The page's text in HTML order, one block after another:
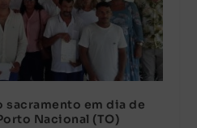
em dia de
Nacional (TO)